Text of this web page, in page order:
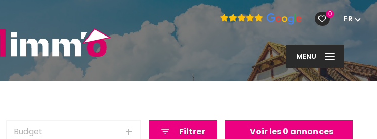
0 FR
MENU
Budget Filtrer Voir les0 annonces